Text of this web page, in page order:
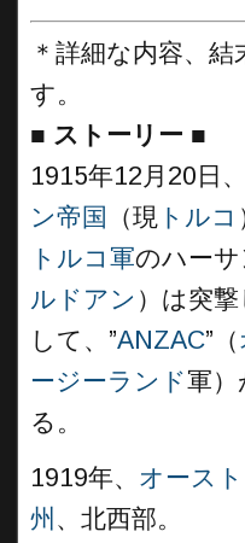
＊詳細な内容、
す。
■ ストーリー ■
1915年12月20日、
ン帝国
（現 トルコ
トルコ軍のハーサ
ルドアン ）は突
して、”ANZAC”（
ージーランド軍）
る。
1919年、 オース
州 、北西部。